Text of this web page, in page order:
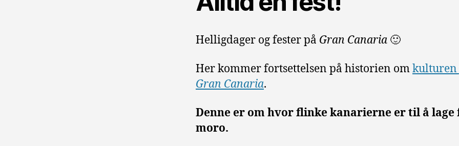
Helligdager og fester på Gran Canaria 🙂
Her kommer fortsettelsen på historien omkulturen
Gran Canaria.
Denne er om hvor flinke kanarierne er til å lage
moro.